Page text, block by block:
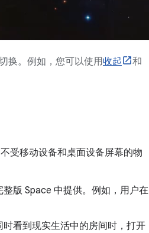
换。例如，您可以使用收起
和
受移动设备和桌面设备屏幕的物
版 Space 中提供。例如，用户在
看到现实生活中的房间时，打开